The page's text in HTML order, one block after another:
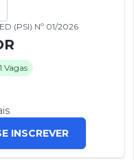
(PSI) Nº 01/2026
1 Vagas
INSCREVER